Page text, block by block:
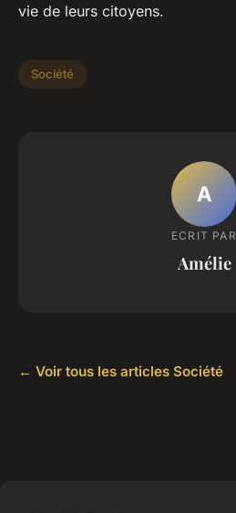
vie de leurs citoyens.
Société
A
ECRIT PAR
Amélie
← Voir tous les articles Société